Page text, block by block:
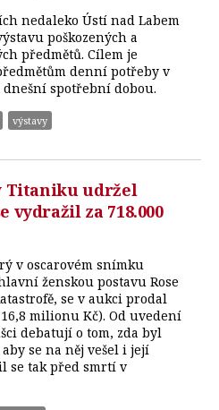
nedaleko Ústí nad Labem
poškozených a
předmětů. Cílem je
denní potřeby v
spotřební dobou.
výstavy
Titaniku udržel
za 718.000
v oscarovém snímku
ženskou postavu Rose
se v aukci prodal
milionu Kč). Od uvedení
debatují o tom, zda byl
se na něj vešel i její
se tak před smrtí v